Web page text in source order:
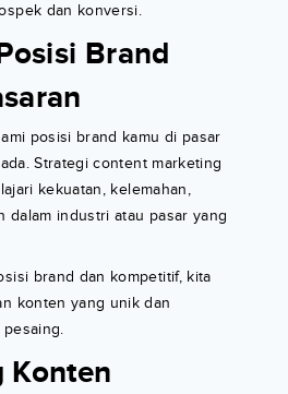
dan konversi.
Brand
posisi brand kamu di pasar
Strategi content marketing
kekuatan, kelemahan,
dalam industri atau pasar yang
brand dan kompetitif, kita
konten yang unik dan
Konten